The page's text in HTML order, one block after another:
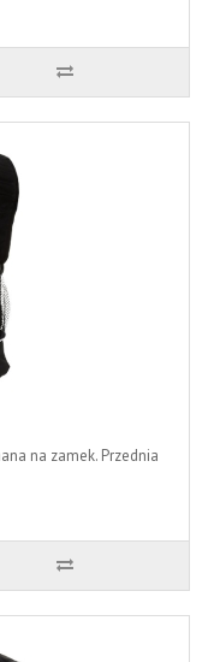
na zamek. Przednia